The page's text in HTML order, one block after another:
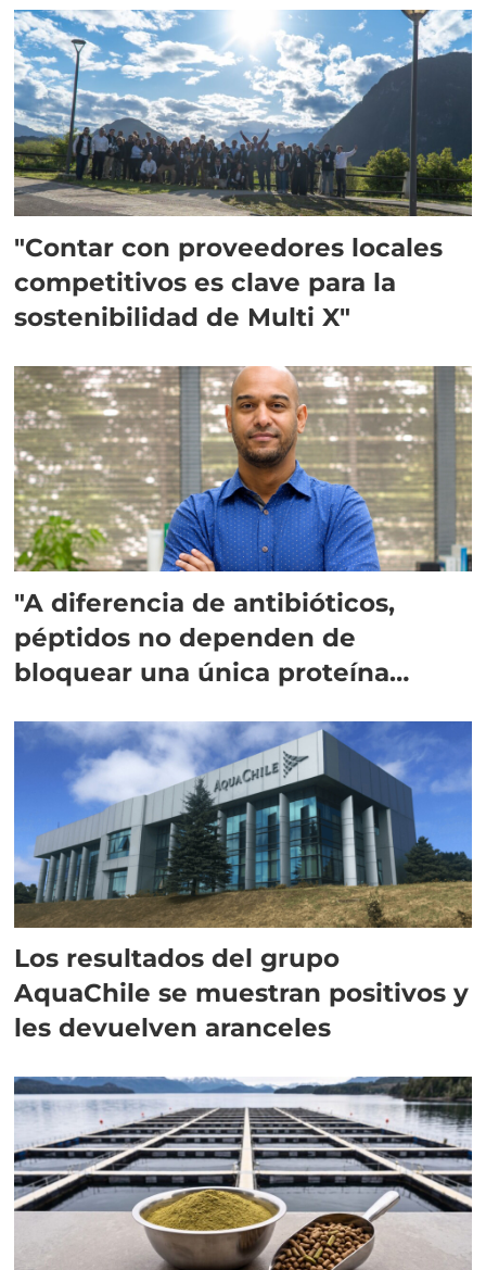
"Contar con proveedores locales
competitivos es clave para la
sostenibilidad de Multi X"
"A diferencia de antibióticos,
péptidos no dependen de
bloquear una única proteína
Los resultados del grupo
AquaChile se muestran positivos y
les devuelven aranceles